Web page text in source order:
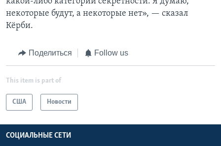
некоторые будут, а некоторые нет», — сказал
Кёрби.
Поделиться Follow us
This item is part of
США Новости
СОЦИАЛЬНЫЕ СЕТИ